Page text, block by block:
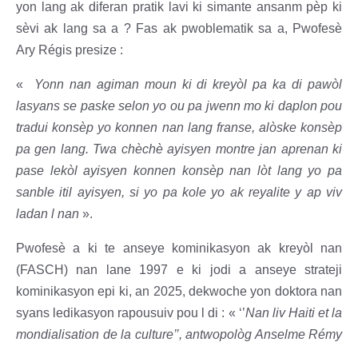
yon lang ak diferan pratik lavi ki simante ansanm pèp ki
sèvi ak lang sa a ? Fas ak pwoblematik sa a, Pwofesè
Ary Régis presize :
«
Yonn nan agiman moun ki di kreyòl pa ka di pawòl
lasyans se paske selon yo ou pa jwenn mo ki daplon pou
tradui konsèp yo konnen nan lang franse, alòske konsèp
pa gen lang. Twa chèchè ayisyen montre jan aprenan ki
pase lekòl ayisyen konnen konsèp nan lòt lang yo pa
sanble itil ayisyen, si yo pa kole yo ak reyalite y ap viv
ladan l nan ».
Pwofesè a ki te anseye kominikasyon ak kreyòl nan
(FASCH) nan lane 1997 e ki jodi a anseye strateji
kominikasyon epi ki, an 2025, dekwoche yon doktora nan
syans ledikasyon rapousuiv pou l di : « ‘’Nan liv Haiti et la
mondialisation de la culture’’, antwopològ Anselme Rémy